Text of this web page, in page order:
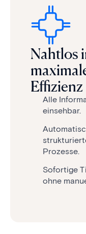
Naht­los
Effizienz
Alle
einsehbar.
Prozesse.
Sofortige
ohne